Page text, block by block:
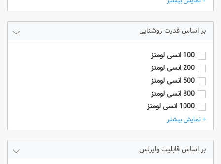
4k/3840*2160
HD - 1280*720
SXGA+ (1400 x 1050)
UXGA (1600 x 1200)
قدرت روشنایی
100 انسی لومنز
200 انسی لومنز
500 انسی لومنز
800 انسی لومنز
1000 انسی لومنز
2000 انسی لومنز
2500 انسی لومنز
3000 انسی لومنز
3200 انسی لومنز
+ نمایش بیشتر
قابلیت وایرلس